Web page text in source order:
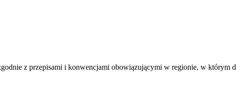
z przepisami i konwencjami obowiązującymi w regionie, w którym